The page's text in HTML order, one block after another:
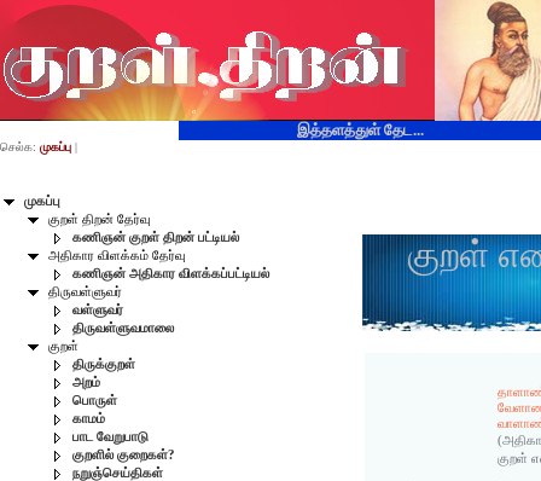
இத்தளத்துள் தேட...
முகப்பு
குறள் திறன் தேர்வு
கணிஞன் குறள் திறன் பட்டியல்
அதிகார விளக்கம் தேர்வு
கணிஞன் அதிகார விளக்கப்பட்டியல்
திருவள்ளுவர்
வள்ளுவர்
திருவள்ளுவமாலை
குறள்
திருக்குறள்
அறம்
பொருள்
காமம்
பாட வேறுபாடு
குறளில் குறைகள்?
நறுஞ்செய்திகள்
செல்க: முகப்பு |
குறள்
குறள்